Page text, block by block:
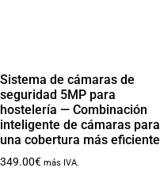
Sistema de cámaras de
seguridad 5MP para
hostelería — Combinación
inteligente de cámaras para
una cobertura más eficiente
349.00€ más IVA.